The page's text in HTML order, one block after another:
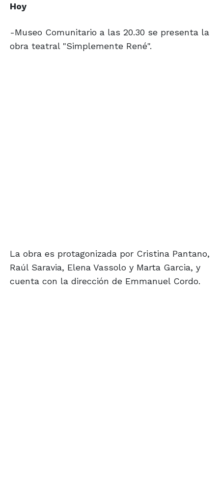
Hoy
-Museo Comunitario a las 20.30 se presenta la
obra teatral "Simplemente René".
La obra es protagonizada por Cristina Pantano,
Raúl Saravia, Elena Vassolo y Marta Garcia, y
cuenta con la dirección de Emmanuel Cordo.